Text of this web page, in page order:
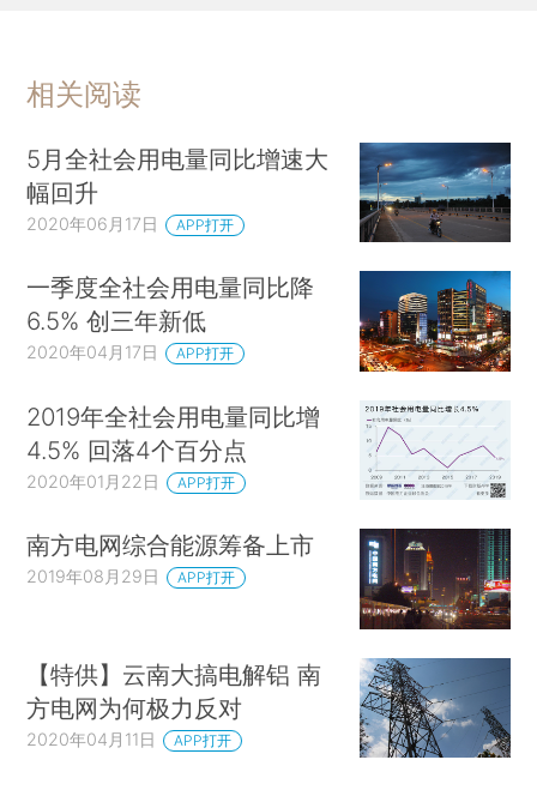
相关阅读
5月全社会用电量同比增速大
幅回升
2020年06月17日 APP打开
一季度全社会用电量同比降
6.5% 创三年新低
2020年04月17日 APP打开
2019年全社会用电量同比增
4.5% 回落4个百分点
2020年01月22日 APP打开
南方电网综合能源筹备上市
2019年08月29日 APP打开
【特供】云南大搞电解铝 南
方电网为何极力反对
2020年04月11日 APP打开